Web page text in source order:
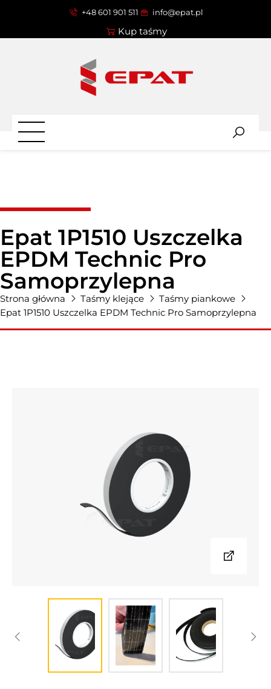
+48 601 901 511 info@epat.pl
Kup taśmy
Epat 1P1510 Uszczelka
EPDM Technic Pro
Samoprzylepna
Strona główna Taśmy klejące
Taśmy piankowe
Epat 1P1510 Uszczelka EPDM Technic Pro Samoprzylepna